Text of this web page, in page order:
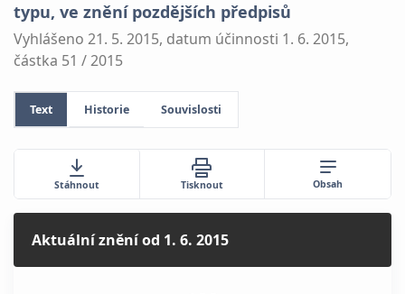
typu, ve znění pozdějších předpisů
Vyhlášeno 21. 5. 2015, datum účinnosti 1. 6. 2015,
částka 51 / 2015
Text Historie Souvislosti
Stáhnout Tisknout Obsah
Aktuální zněníod 1. 6. 2015